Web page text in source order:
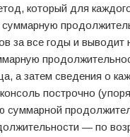
который для
за все годы и выводит
а затем сведения о
построчно
суммарной
— по